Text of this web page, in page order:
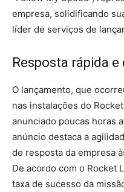
empresa, solidificando
líder de serviços de
Resposta rápida
O lançamento, que
nas instalações do
anunciado poucas horas
anúncio destaca a
de resposta da empresa
De acordo com o Rocket
taxa de sucesso da